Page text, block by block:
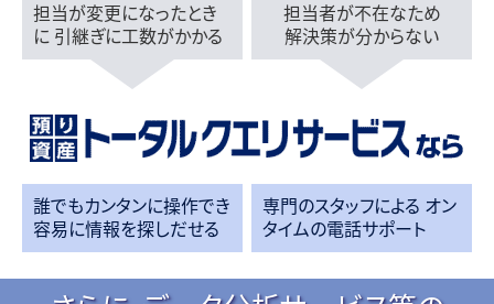
担当が変更になったとき
に 引継ぎに工数がかかる
担当者が不在なため
解決策が分からない
誰でもカンタンに操作でき
容易に情報を探しだせる
専門のスタッフによる オン
タイムの電話サポート